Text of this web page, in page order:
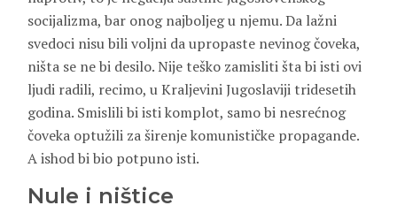
socijalizma, bar onog najboljeg u njemu. Da lažni
svedoci nisu bili voljni da upropaste nevinog čoveka,
ništa se ne bi desilo. Nije teško zamisliti šta bi isti ovi
ljudi radili, recimo, u Kraljevini Jugoslaviji tridesetih
godina. Smislili bi isti komplot, samo bi nesrećnog
čoveka optužili za širenje komunističke propagande.
A ishod bi bio potpuno isti.
Nule i ništice